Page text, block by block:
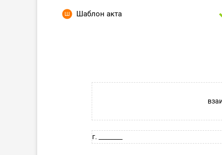
Шаблон акта
г. ________